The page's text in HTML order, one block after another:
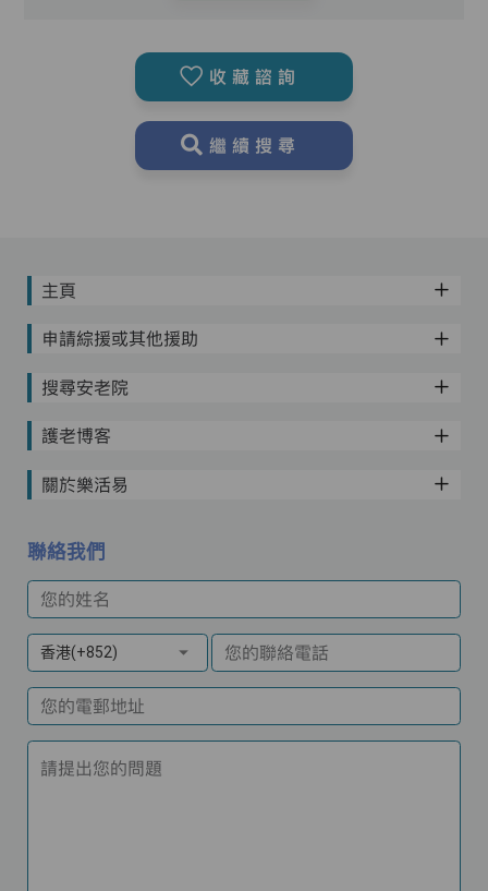
收藏諮詢
繼續搜尋
主頁
申請綜援或其他援助
搜尋安老院
護老博客
關於樂活易
聯絡我們
您的姓名
香港(+852) 您的聯絡電話
您的電郵地址
請提出您的問題